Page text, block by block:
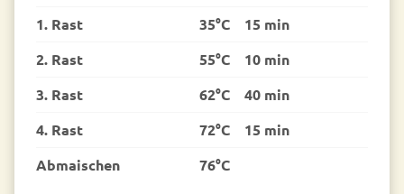
1. Rast
35°C
15 min
2. Rast
55°C
10 min
3. Rast
62°C
40 min
4. Rast
72°C
15 min
Abmaischen
76°C